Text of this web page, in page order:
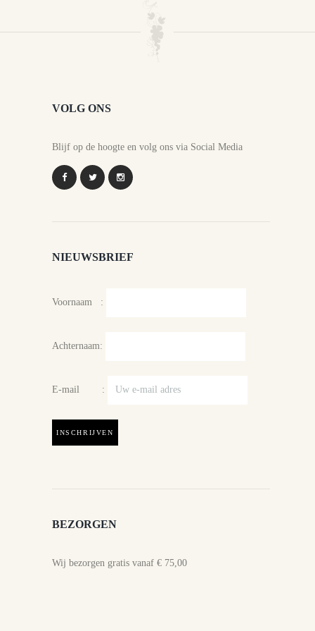
VOLG ONS
Blijf op de hoogte en volg ons via Social Media
NIEUWSBRIEF
Voornaam :
Achternaam:
E-mail :
BEZORGEN
Wij bezorgen gratis vanaf € 75,00